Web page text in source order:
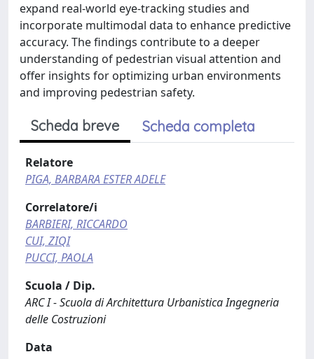
expand real-world eye-tracking studies and
incorporate multimodal data to enhance predictive
accuracy. The findings contribute to a deeper
understanding of pedestrian visual attention and
offer insights for optimizing urban environments
and improving pedestrian safety.
Scheda breve Scheda completa
Relatore
PIGA, BARBARA ESTER ADELE
Correlatore/i
BARBIERI, RICCARDO
CUI, ZIQI
PUCCI, PAOLA
Scuola / Dip.
ARC I - Scuola di Architettura Urbanistica Ingegneria
delle Costruzioni
Data